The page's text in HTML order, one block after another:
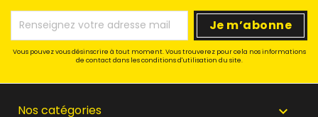
Vous pouvez vous désinscrire à tout moment. Vous trouverez pour cela nos informations
de contact dans les conditions d'utilisation du site.
Nos catégories 